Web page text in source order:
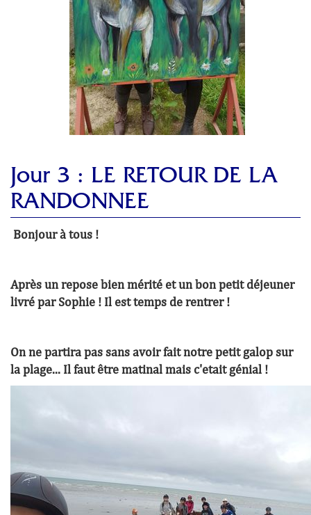
Jour 3 : LE RETOUR DE LA
RANDONNEE
Bonjour à tous !
Après un repose bien mérité et un bon petit déjeuner
livré par Sophie ! Il est temps de rentrer !
On ne partira pas sans avoir fait notre petit galop sur
la plage... Il faut être matinal mais c'etait génial !